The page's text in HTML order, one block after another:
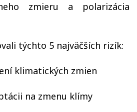
zmieru a polarizácia
týchto 5 najväčších rizík:
klimatických zmien
na zmenu klímy